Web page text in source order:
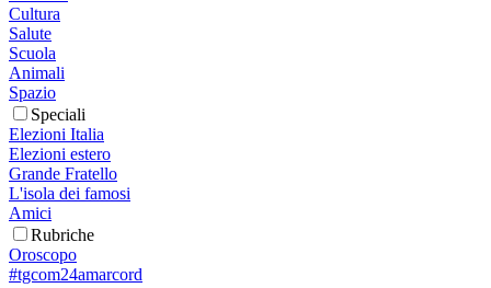
Cultura
Salute
Scuola
Animali
Spazio
Speciali
Elezioni Italia
Elezioni estero
Grande Fratello
L'isola dei famosi
Amici
Rubriche
Oroscopo
#tgcom24amarcord